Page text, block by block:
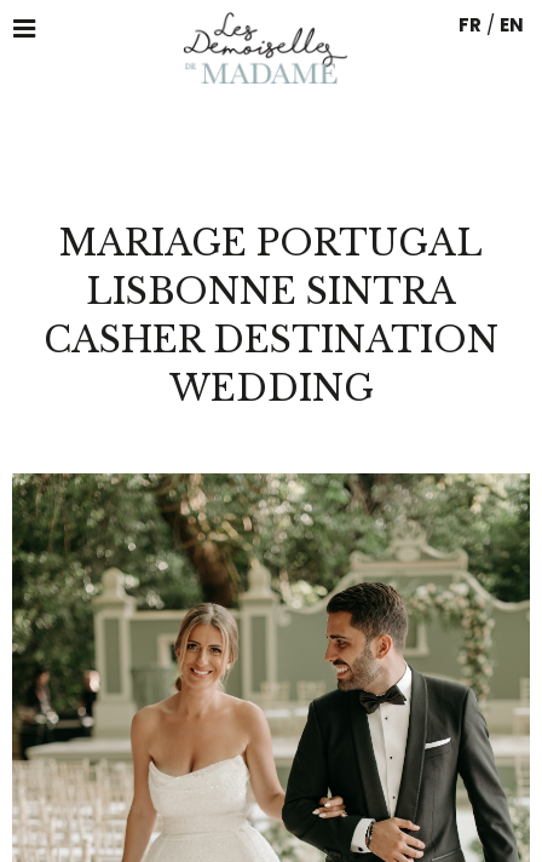
FR / EN
MARIAGE PORTUGAL
LISBONNE SINTRA
CASHER DESTINATION
WEDDING